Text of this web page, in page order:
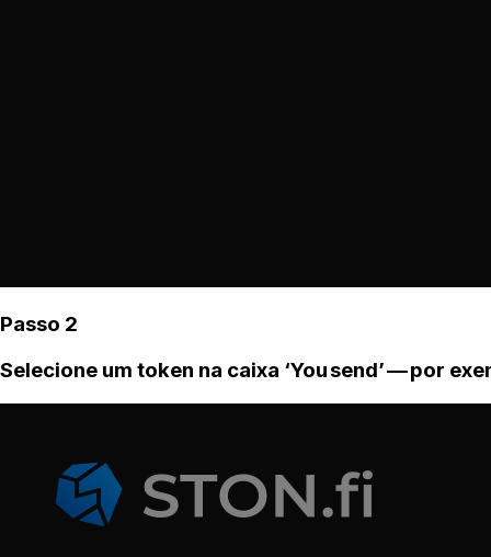
Passo 2
Selecione um token na caixa ‘You send’ — por